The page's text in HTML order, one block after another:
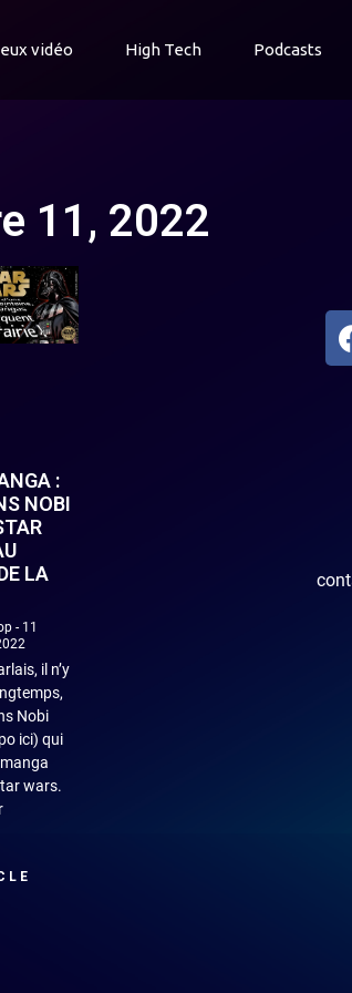
vidéo High Tech Podcasts
11, 2022
:
NOBI
LA
11
il n’y
Nobi
ici) qui
wars.